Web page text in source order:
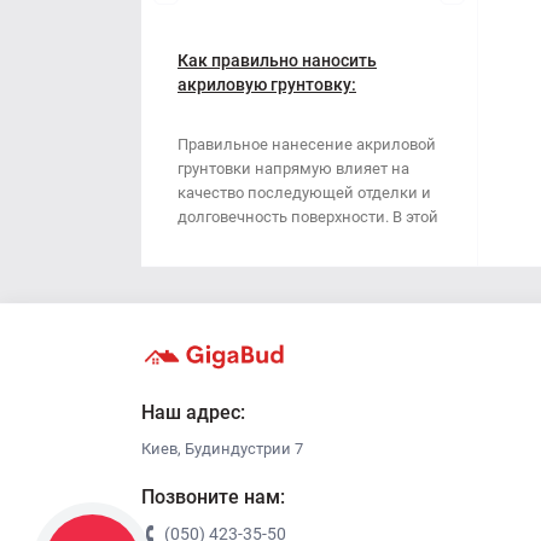
Полипропиленовый мешок
Сетка абразивная
Губки для шлифования
Кельма
Коронки
Лопата
Молоток
Как правильно наносить
акриловую грунтовку:
Правильное нанесение акриловой
грунтовки напрямую влияет на
качество последующей отделки и
долговечность поверхности. В этой
Наш адрес:
Киев, Будиндустрии 7
Позвоните нам:
(050) 423-35-50